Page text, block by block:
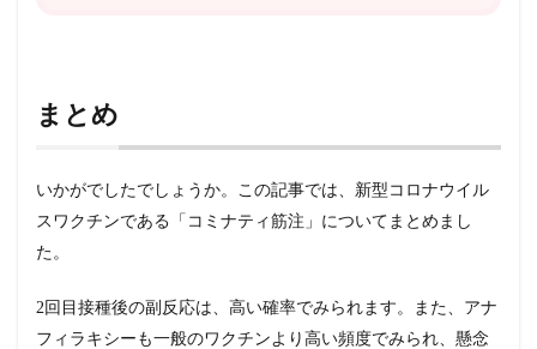
まとめ
いかがでしたでしょうか。この記事では、新型コロナウイル
スワクチンである「コミナティ筋注」についてまとめまし
た。
2回目接種後の副反応は、高い確率でみられます。また、アナ
フィラキシーも一般のワクチンより高い頻度でみられ、懸念